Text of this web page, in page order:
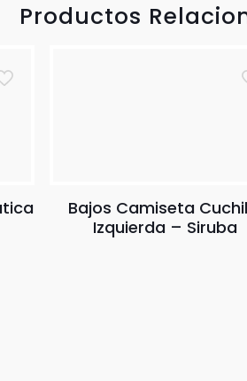
Productos
Bajos Camiseta
Izquierda – Siruba